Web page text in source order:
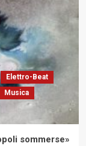
Elettro-Beat
Musica
sommerse»